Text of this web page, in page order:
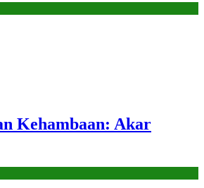
Kehambaan: Akar